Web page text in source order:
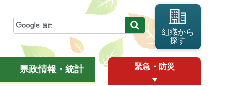
組織から
探す
県政情報・統計 緊急・防災